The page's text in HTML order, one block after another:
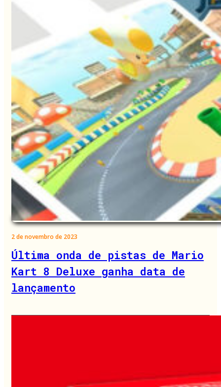
2 de novembro de 2023
Última onda de pistas de Mario
Kart 8 Deluxe ganha data de
lançamento